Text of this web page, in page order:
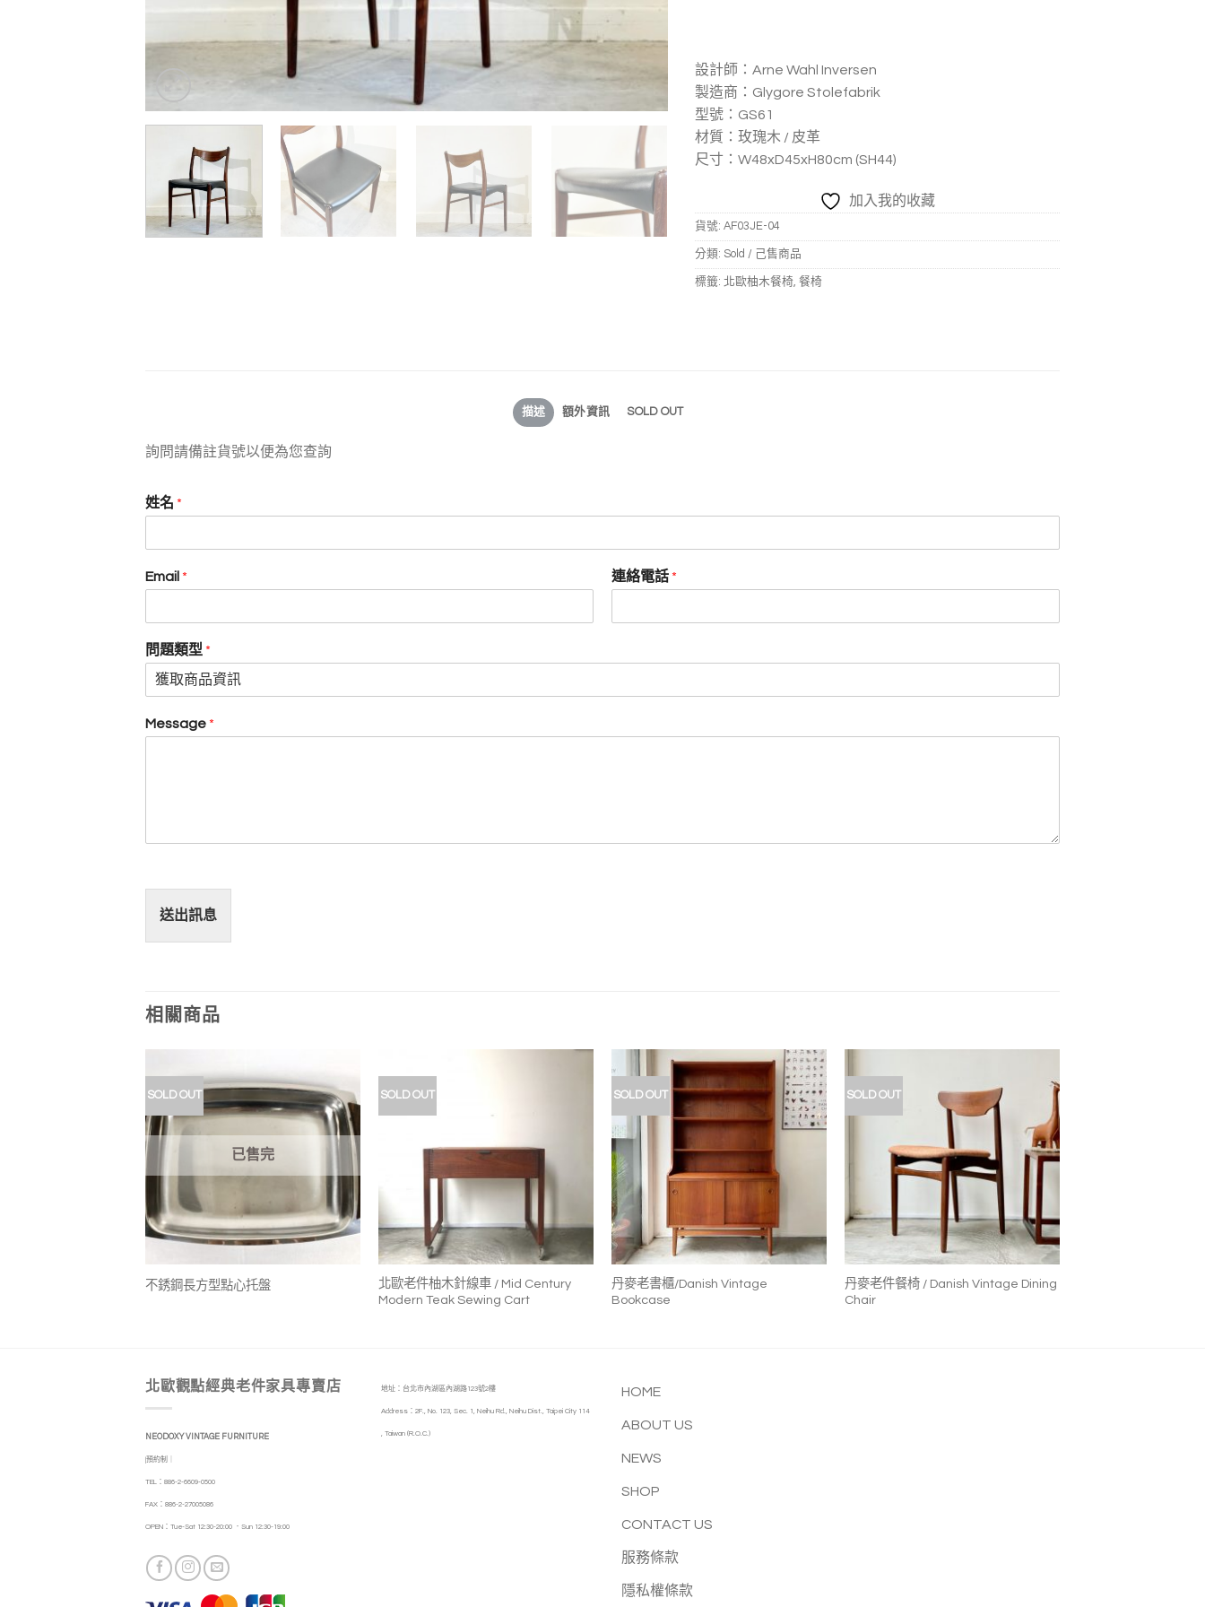
設計師：Arne Wahl Inversen
製造商：Glygore Stolefabrik
型號：GS61
材質：玫瑰木 / 皮革
尺寸：W48xD45xH80cm (SH44)
加入我的收藏
貨號: AF03JE-04
分類: Sold / 己售商品
標籤: 北歐柚木餐椅, 餐椅
描述 額外資訊 SOLD OUT
詢問請備註貨號以便為您查詢
姓名 *
Email * 連絡電話 *
問題類型 *
Message *
送出訊息
相關商品
SOLD OUT
加入
我的
收藏
已售完
不銹鋼長方型點心托盤
SOLD OUT
+
北歐老件柚木針線車 / Mid Century
Modern Teak Sewing Cart
SOLD OUT
加入
我的
收藏
+
丹麥老書櫃/Danish Vintage
Bookcase
SOLD OUT
收藏
丹麥老件餐椅 / Danish Vintage Dining
Chair
北歐觀點經典老件家具專賣店
NEODOXY VINTAGE FURNITURE
|預約制｜
TEL：886-2-6609-0500
FAX：886-2-27005086
OPEN：Tue-Sat 12:30-20:00 ．Sun 12:30-19:00
地址：台北市內湖區內湖路123號2樓
Address：2F., No. 123, Sec. 1, Neihu Rd., Neihu Dist., Taipei City 114
, Taiwan (R.O.C.)
HOME
ABOUT US
NEWS
SHOP
CONTACT US
服務條款
隱私權條款